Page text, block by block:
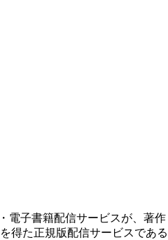
電子書籍配信サービスが、著作
得た正規版配信サービスである